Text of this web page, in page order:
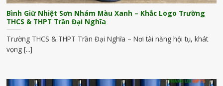
Bình Giữ Nhiệt Sơn Nhám Màu Xanh – Khắc Logo Trường
THCS & THPT Trần Đại Nghĩa
Trường THCS & THPT Trần Đại Nghĩa – Nơi tài năng hội tụ, khát
vọng [...]